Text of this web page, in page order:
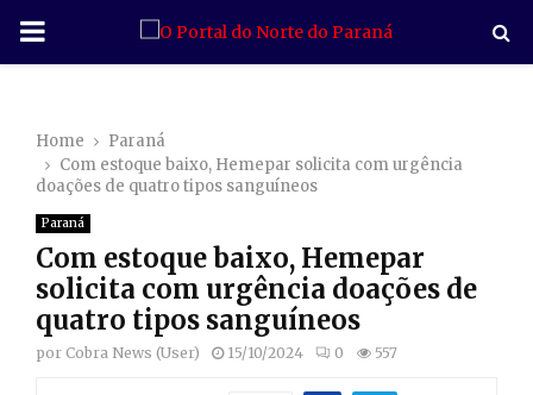
P
M
A
R
Home
Paraná
Com estoque baixo, Hemepar solicita com urgência
doações de quatro tipos sanguíneos
Paraná
Com estoque baixo, Hemepar
solicita com urgência doações de
quatro tipos sanguíneos
por Cobra News (User) 15/10/2024 0 557